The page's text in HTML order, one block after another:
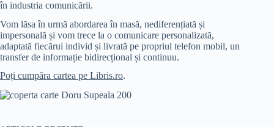
în industria comunicării.
Vom lăsa în urmă abordarea în masă, nediferențiată și
impersonală și vom trece la o comunicare personalizată,
adaptată fiecărui individ și livrată pe propriul telefon mobil, un
transfer de informație bidirecțional și continuu.
Poți cumpăra cartea pe Libris.ro.